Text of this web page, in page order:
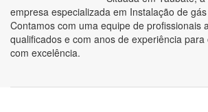
empresa especializada em Instalação de
Contamos com uma equipe de profissionais
qualificados e com anos de experiência
com excelência.